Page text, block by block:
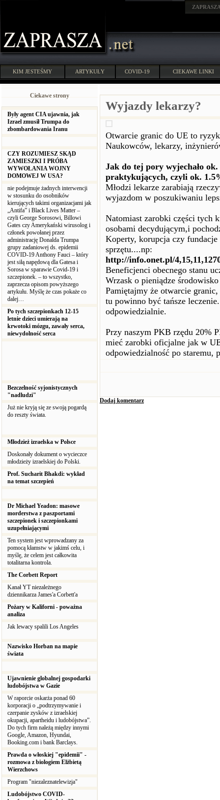
KIM JESTEŚMY ARTYKUŁY COVID-19 CIEKAWE LINKI
Ciekawe strony
Były agent CIA ujawnia, jak
Izrael zmusił Trumpa do
zbombardowania Iranu
CZY ROZUMIESZ SKĄD
ZAMIESZKI I PRÓBA
WYWOŁANIA WOJNY
DOMOWEJ W USA?
nie podejmuje żadnych interwencji
w stosunku do osobników
kierujących takimi organizacjami jak
„Antifa” i Black Lives Matter –
czyli George Sorosowi, Billowi
Gates czy Amerykański wirusolog i
członek powołanej przez
administrację Donalda Trumpa
grupy zadaniowej ds. epidemii
COVID-19 Anthony Fauci – który
jest siłą napędową dla Gatesa i
Sorosa w sparawie Covid-19 i
szczepionek. – to wszystko,
zaprzecza opisom powyższego
artykułu. Myślę że czas pokaże co
dalej…
Po tych szczepionkach 12-15
letnie dzieci umierają na
krwotoki mózgu, zawały serca,
niewydolność serca
Bezczelność syjonistycznych
"nadludzi"
Już nie kryją się ze swoją pogardą
do reszty świata.
Młodzież izraelska w Polsce
Doskonały dokument o wycieczce
młodzieży izraelskiej do Polski.
Prof. Sucharit Bhakdi: wykład
na temat szczepień
Dr Michael Yeadon: masowe
morderstwa z paszportami
szczepionek i szczepionkami
uzupełniającymi
Ten system jest wprowadzany za
pomocą kłamstw w jakimś celu, i
myślę, że celem jest całkowita
totalitarna kontrola.
The Corbett Report
Kanał YT niezależnego
dziennikarza James'a Corbett'a
Pożary w Kaliforni - poważna
analiza
Jak lewacy spalili Los Angeles
Nazwisko Horban na mapie
świata
Ujawnienie globalnej gospodarki
ludobójstwa w Gazie
W raporcie oskarża ponad 60
korporacji o „podtrzymywanie i
czerpanie zysków z izraelskiej
okupacji, apartheidu i ludobójstwa”.
Do tych firm należą między innymi
Google, Amazon, Hyundai,
Booking.com i bank Barclays.
Prawda o włoskiej "epidemii" -
rozmowa z biologiem Elżbietą
Wierzchows
Program "niezaleznatelewizja"
Ludobójstwo COVID-
Wyjazdy lekarzy?
Otwarcie granic do UE to
Naukowców, lekarzy,
Jak do tej pory wyjechało
praktykujących, czyli ok.
Młodzi lekarze zarabiają
wyjazdom w poszukiwaniu
Natomiast zarobki części tych
osobami decydującym,i
Koperty, korupcja czy fundacje
sprzętu....np:
http://info.onet.pl/
Beneficjenci obecnego stanu
Wrzask o pieniądze
Pamiętajmy że otwarcie
tu powinno być tańsze
odpowiedzialnie.
Przy naszym PKB rzędu 20%
mieć zarobki oficjalne jak w
odpowiedzialność po staremu,
Dodaj komentarz